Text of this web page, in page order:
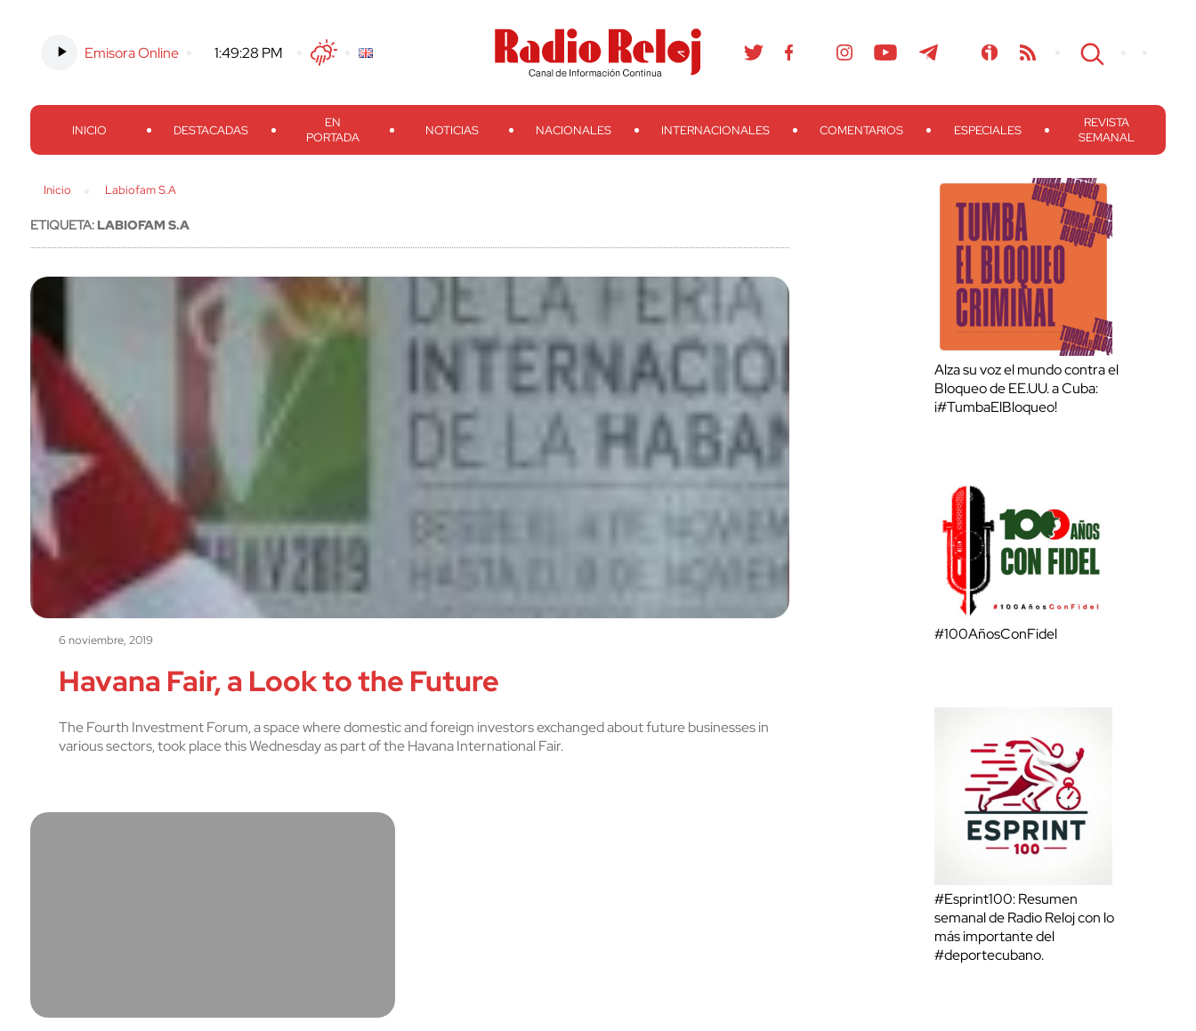
Emisora Online -1:49:29 PM TwitterFacebook
Threads
Instagram TelegramTeveo Ivoox RSS Search
INICIO DESTACADAS
EN
PORTADA
NOTICIAS NACIONALES INTERNACIONALES COMENTARIOS ESPECIALES
REVISTA
SEMANAL
Inicio Labiofam S.A
ETIQUETA:LABIOFAM S.A
6 noviembre, 2019
Havana Fair, a Look to the Future
The Fourth Investment Forum, a space where domestic and foreign investors exchanged about future businesses in
various sectors, took place this Wednesday as part of the Havana International Fair.
Alza su voz el mundo contra el
Bloqueo de EE.UU. a Cuba:
¡#TumbaElBloqueo!
#100AñosConFidel
#Esprint100: Resumen
semanal de Radio Reloj con lo
más importante del
#deportecubano.